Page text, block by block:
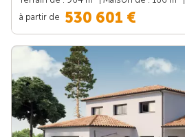
à partir de 530 601 €